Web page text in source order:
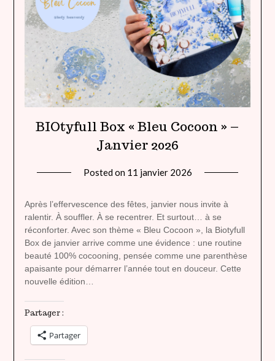
BIOtyfull Box « Bleu Cocoon » –
Janvier 2026
Posted on 11 janvier 2026
heavenly
Après l’effervescence des fêtes, janvier nous invite à
ralentir. À souffler. À se recentrer. Et surtout… à se
réconforter. Avec son thème « Bleu Cocoon », la Biotyfull
Box de janvier arrive comme une évidence : une routine
beauté 100% cocooning, pensée comme une parenthèse
apaisante pour démarrer l’année tout en douceur. Cette
nouvelle édition…
Partager :
Partager